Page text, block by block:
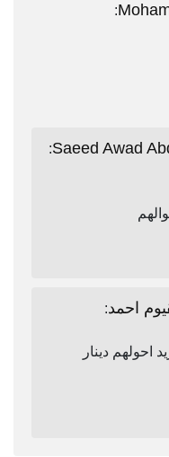
:
Saeed Awad
:
احمد:
اريد احولهم دينار